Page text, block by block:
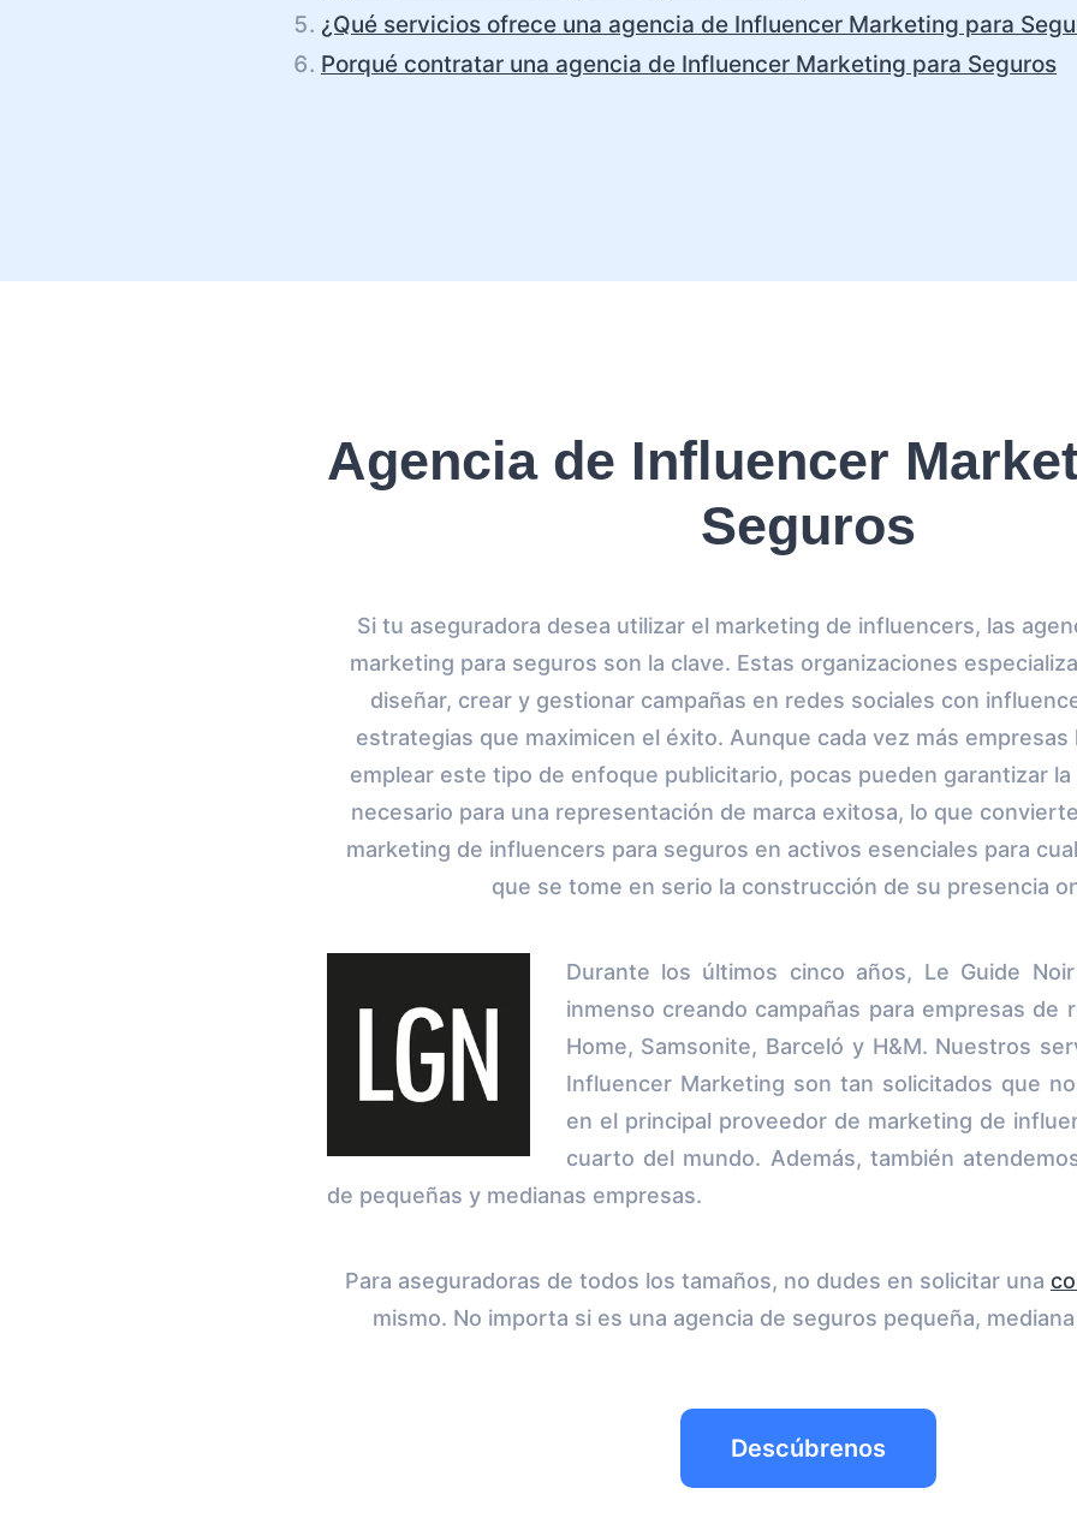
¿Qué servicios ofrece una agencia de Influencer Marketing para
Porqué contratar una agencia de Influencer Marketing para Seguros
Agencia de Influencer
Seguros
Si tu aseguradora desea utilizar el marketing de influencers, las
marketing para seguros son la clave. Estas organizaciones
diseñar, crear y gestionar campañas en redes sociales con
estrategias que maximicen el éxito. Aunque cada vez más empresas
emplear este tipo de enfoque publicitario, pocas pueden garantizar la
necesario para una representación de marca exitosa, lo que
marketing de influencers para seguros en activos esenciales para
que se tome en serio la construcción de su presencia
Durante los últimos cinco años, Le Guide
inmenso creando campañas para empresas de
Home, Samsonite, Barceló y H&M. Nuestros
Influencer Marketing son tan solicitados que
en el principal proveedor de marketing de
cuarto del mundo. Además, también
de pequeñas y medianas empresas.
Para aseguradoras de todos los tamaños, no dudes en solicitar una
mismo. No importa si es una agencia de seguros pequeña,
Descúbrenos